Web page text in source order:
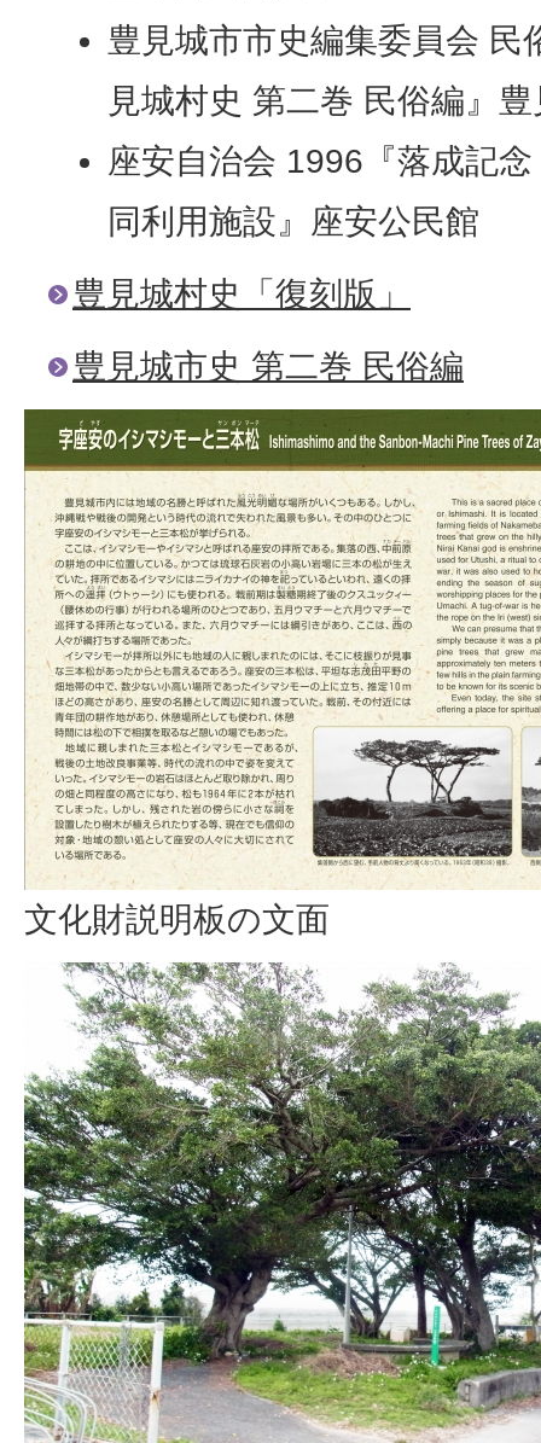
豊見城市市史編集委員会 民
見城村史 第二巻 民俗編』
座安自治会 1996『落成記
同利用施設』座安公民館
豊見城村史「復刻版」
豊見城市史 第二巻 民俗編
文化財説明板の文面